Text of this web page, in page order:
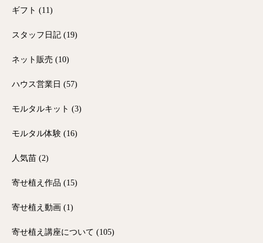
ギフト (11)
スタッフ日記 (19)
ネット販売 (10)
ハウス営業日 (57)
モルタルキット (3)
モルタル体験 (16)
人気苗 (2)
寄せ植え作品 (15)
寄せ植え動画 (1)
寄せ植え講座について (105)